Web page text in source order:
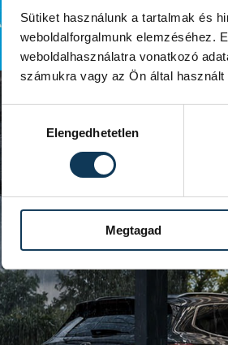
Sütiket használunk a tartalmak és
weboldalforgalmunk elemzéséhez.
weboldalhasználatra vonatkozó
számukra vagy az Ön által
Hozzájárulás kiválasztása
Elengedhetetlen
Megtagad